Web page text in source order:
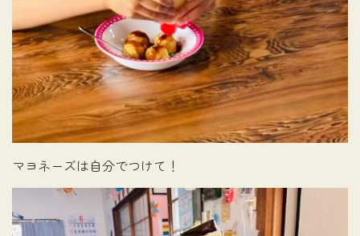
マヨネーズは自分でつけて！